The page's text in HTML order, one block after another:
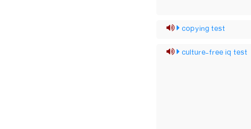
copying test
culture-free iq test